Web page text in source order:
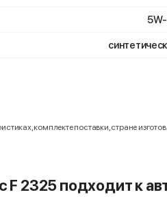
комплекте поставки, стране
F 2325 подходит к